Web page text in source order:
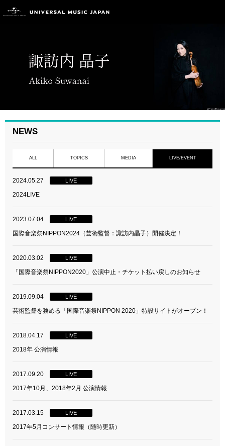
NEWS
ALL TOPICS MEDIA LIVE/EVENT
2024.05.27 LIVE
2024LIVE
2023.07.04 LIVE
国際音楽祭NIPPON2024（芸術監督：諏訪内晶子）開催決定！
2020.03.02 LIVE
「国際音楽祭NIPPON2020」公演中止・チケット払い戻しのお知らせ
2019.09.04 LIVE
芸術監督を務める「国際音楽祭NIPPON 2020」特設サイトがオープン！
2018.04.17 LIVE
2018年 公演情報
2017.09.20 LIVE
2017年10月、2018年2月 公演情報
2017.03.15 LIVE
2017年5月コンサート情報（随時更新）